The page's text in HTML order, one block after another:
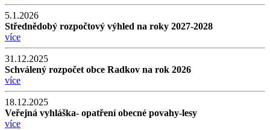
5.1.2026
Střednědobý rozpočtový výhled na roky 2027-2028
více
31.12.2025
Schválený rozpočet obce Radkov na rok 2026
více
18.12.2025
Veřejná vyhláška- opatření obecné povahy-lesy
více